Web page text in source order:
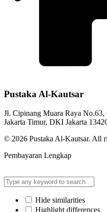
Pustaka Al-Kautsar
Jl. Cipinang Muara Raya No.63,
Jakarta Timur, DKI Jakarta
© 2026 Pustaka Al-Kautsar. All
Pembayaran Lengkap
Hide similarities
Highlight differences